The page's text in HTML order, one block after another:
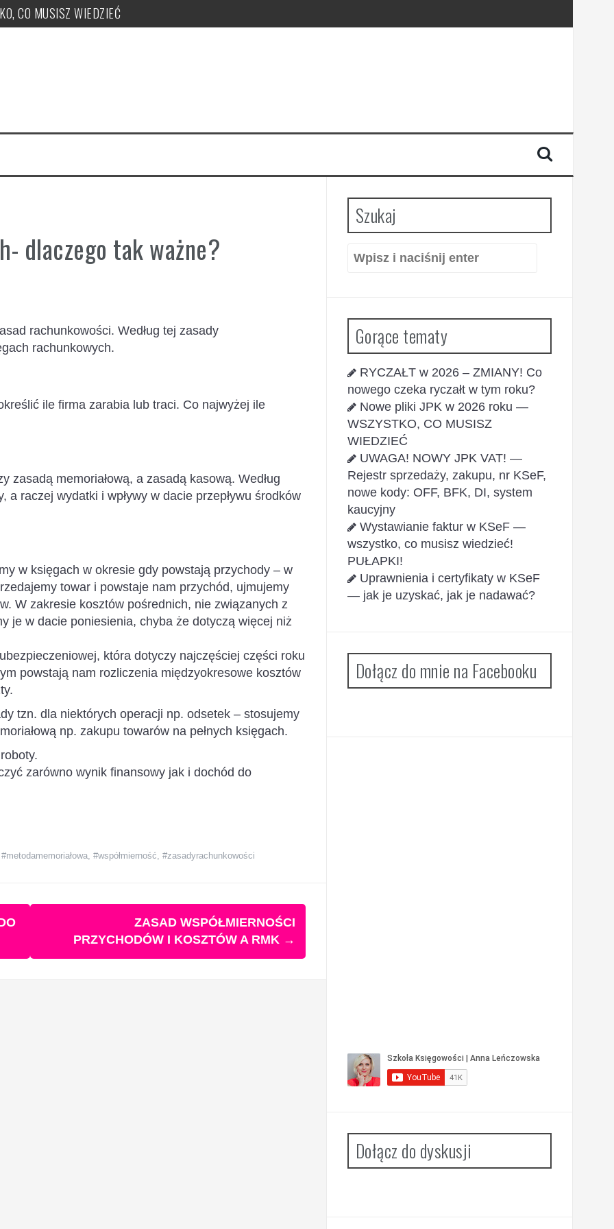
CO MUSISZ WIEDZIEĆ
musisz wiedzieć! PUŁAPKI!
jak je nadawać?
ryczałt w tym roku?
dlaczego tak ważne?
rachunkowości. Według tej zasady
rachunkowych.
ile firma zarabia lub traci. Co najwyżej ile
zasadą memoriałową, a zasadą kasową. Według
raczej wydatki i wpływy w dacie przepływu środków
w księgach w okresie gdy powstają przychody – w
towar i powstaje nam przychód, ujmujemy
W zakresie kosztów pośrednich, nie związanych z
je w dacie poniesienia, chyba że dotyczą więcej niż
która dotyczy najczęściej części roku
powstają nam rozliczenia międzyokresowe kosztów
tzn. dla niektórych operacji np. odsetek – stosujemy
np. zakupu towarów na pełnych księgach.
zarówno wynik finansowy jak i dochód do
#metodamemoriałowa, #współmierność #zasadyrachunkowości
ZASAD WSPÓŁMIERNOŚCI
PRZYCHODÓW I KOSZTÓW A RMK →
Szukaj
Szukaj:
Gorące tematy
RYCZAŁT w 2026 – ZMIANY! Co
nowego czeka ryczałt w tym roku?
Nowe pliki JPK w 2026 roku —
WSZYSTKO, CO MUSISZ
WIEDZIEĆ
UWAGA! NOWY JPK VAT! —
Rejestr sprzedaży, zakupu, nr KSeF,
nowe kody: OFF, BFK, DI, system
kaucyjny
Wystawianie faktur w KSeF —
wszystko, co musisz wiedzieć!
PUŁAPKI!
Uprawnienia i certyfikaty w KSeF
— jak je uzyskać, jak je nadawać?
Dołącz do mnie na Facebooku
Dołącz do dyskusji